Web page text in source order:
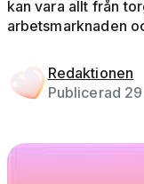
kan vara allt från
arbetsmarknaden
Redaktionen
Publicerad